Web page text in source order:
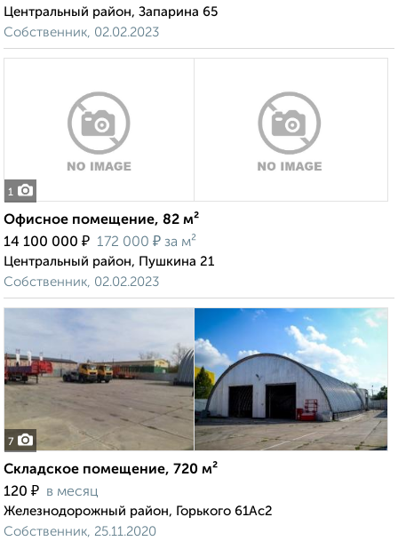
Центральный район, Запарина 65
Собственник, 02.02.2023
1
Офисное помещение, 82 м²
14 100 000 ₽ 172 000 ₽ за м²
Центральный район, Пушкина 21
Собственник, 02.02.2023
7
Складское помещение, 720 м²
120 ₽ в месяц
Железнодорожный район, Горького 61Ас2
Собственник, 25.11.2020